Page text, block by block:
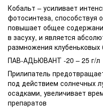
Кобальт – усиливает
фотосинтеза, способствуя
повышает общее
в засуху, и является
размножения
ПАВ-АДЬЮВАНТ -20 – 25 г/л
Прилипатель
под действием солнечных
осадками, увеличивает
препаратов